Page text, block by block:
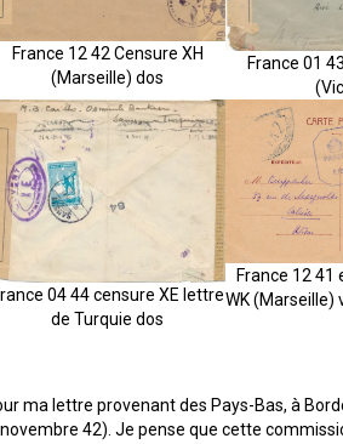
France 12 42 Censure XH
(Marseille) dos
France 01
04 44 censure XE lettre
de Turquie dos
France 12 41
WK (Marseille)
ma lettre provenant des Pays-Bas, à
42). Je pense que cette